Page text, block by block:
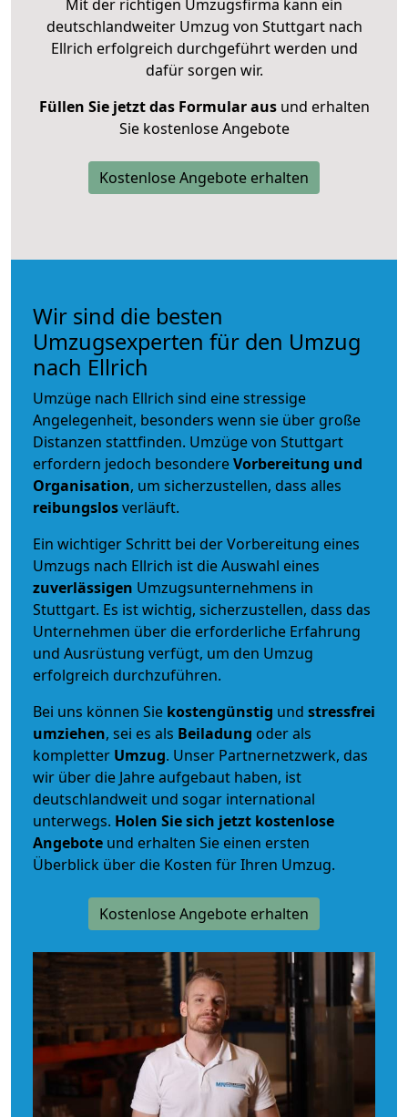
Mit der richtigen Umzugsfirma kann ein
deutschlandweiter Umzug von Stuttgart nach
Ellrich erfolgreich durchgeführt werden und
dafür sorgen wir.
Füllen Sie jetzt das Formular ausund erhalten
Sie kostenlose Angebote
Kostenlose Angebote erhalten
Wir sind die besten
Umzugsexperten für den Umzug
nach Ellrich
Umzüge nach Ellrich sind eine stressige
Angelegenheit, besonders wenn sie über große
Distanzen stattfinden. Umzüge von Stuttgart
erfordern jedoch besondereVorbereitung und
Organisation, um sicherzustellen, dass alles
reibungslosverläuft.
Ein wichtiger Schritt bei der Vorbereitung eines
Umzugs nach Ellrich ist die Auswahl eines
zuverlässigen Umzugsunternehmens in
Stuttgart. Es ist wichtig, sicherzustellen, dass das
Unternehmen über die erforderliche Erfahrung
und Ausrüstung verfügt, um den Umzug
erfolgreich durchzuführen.
Bei uns können Sie kostengünstig und stressfrei
umziehen, sei es als Beiladung oder als
kompletter Umzug. Unser Partnernetzwerk, das
wir über die Jahre aufgebaut haben, ist
deutschlandweit und sogar international
unterwegs. Holen Sie sich jetzt kostenlose
Angebote und erhalten Sie einen ersten
Überblick über die Kosten für Ihren Umzug.
Kostenlose Angebote erhalten